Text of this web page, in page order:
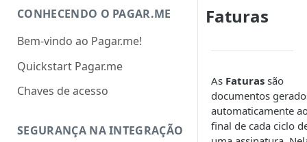
CONHECENDO O PAGAR.ME
Bem-vindo ao Pagar.me!
Quickstart Pagar.me
Chaves de acesso
SEGURANÇA NA INTEGRAÇÃO
Faturas
As Faturas são
documentos
automaticamente
final de cada ciclo